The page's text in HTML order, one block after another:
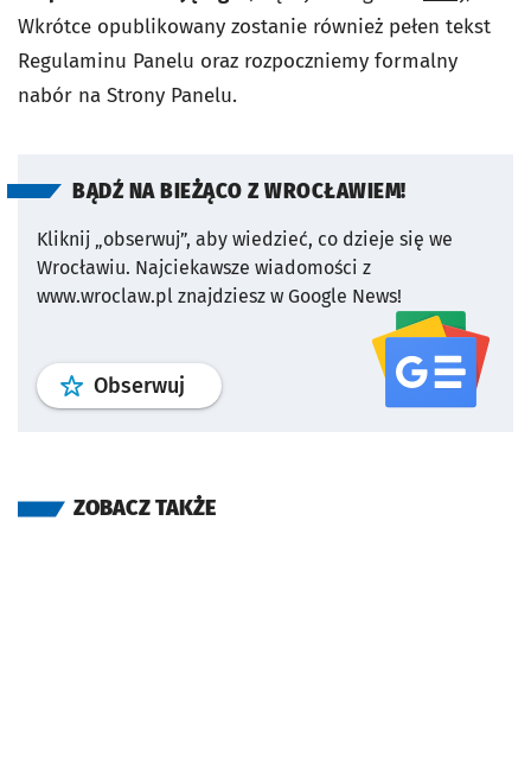
Wkrótce opublikowany zostanie również pełen tekst
Regulaminu Panelu oraz rozpoczniemy formalny
nabór na Strony Panelu.
BĄDŹ NA BIEŻĄCO Z WROCŁAWIEM!
Kliknij „obserwuj”, aby wiedzieć, co dzieje się we
Wrocławiu. Najciekawsze wiadomości z
www.wroclaw.pl znajdziesz w Google News!
Obserwuj profil serwisu
ZOBACZ TAKŻE